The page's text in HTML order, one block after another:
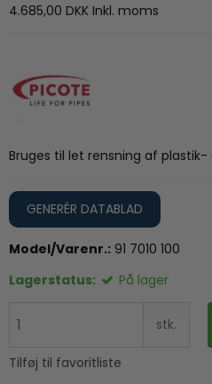
4.685,00 DKK Inkl. moms
Bruges til let rensning af plastik-
GENERÉR DATABLAD
Model/Varenr.: 91 7010 100
Lagerstatus:
På lager
stk.
Tilføj til favoritliste